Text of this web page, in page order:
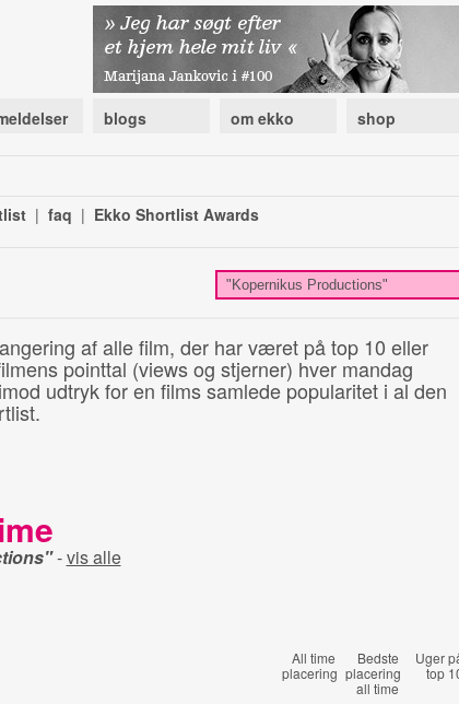
blogs om ekko shop
| faq | Ekko Shortlist Awards
af alle film, der har været på top 10 eller
pointtal (views og stjerner) hver mandag
udtryk for en films samlede popularitet i al den
-vis alle
All time
placering
Bedste
placering
all time
Uger
top